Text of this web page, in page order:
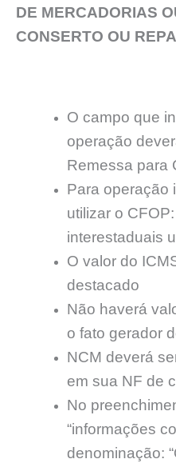
DE MERCADORIAS
CONSERTO OU
O campo que
operação
Remessa para
Para operação
utilizar o
interestaduais
O valor do
destacado
Não haverá
o fato gerador
NCM deverá
em sua NF de
No
“informações
denominação: